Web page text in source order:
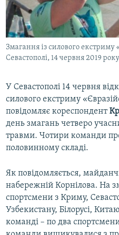
ВІДЕОУРОКИ «ELIFBE»
СВІДЧЕННЯ ОКУПАЦІЇ
УКРАЇНСЬКА ПРОБЛЕМА КРИМУ
Русский
Qırımtatar
Усі сайти RFE/RL
Змагання із силового екстриму
Севастополі, 14 червня 2019 року
У Севастополі 14 червня
силового екстриму
повідомляє кореспондент
день змагань четверо
травми. Чотири команди
половинному складі.
Як повідомляється,
набережній Корнілова. На
спортсмени з Криму,
Узбекистану, Білорусі,
команді – по два